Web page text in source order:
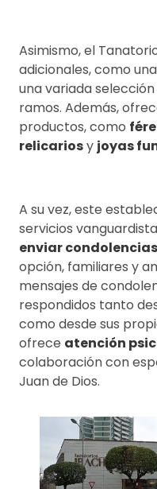
Asimismo, el
adicionales, como una
una variada
ramos. Además,
productos, como
relicariosy joyas
A su vez, este
servicios
enviar
opción, familiares y
mensajes de
respondidos tanto
como desde sus
ofrece atención
colaboración con
Juan de Dios.